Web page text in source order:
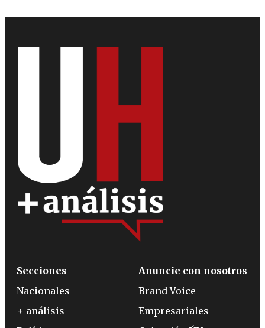
Secciones
Nacionales
+ análisis
Anuncie con nosotros
Brand Voice
Empresariales